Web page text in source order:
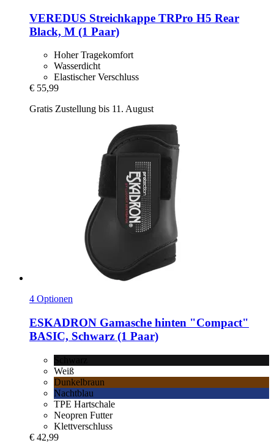
VEREDUS Streichkappe TRPro H5 Rear
Black, M (1 Paar)
Hoher Tragekomfort
Wasserdicht
Elastischer Verschluss
€ 55,99
Gratis Zustellung bis 11. August
4 Optionen
ESKADRON Gamasche hinten "Compact"
BASIC, Schwarz (1 Paar)
Weiß
Dunkelbraun
Nachtblau
TPE Hartschale
Neopren Futter
Klettverschluss
€ 42,99